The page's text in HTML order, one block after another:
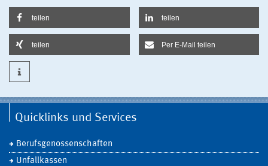
teilen teilen
teilen Per E-Mail teilen
Quicklinks und Services
Berufsgenossenschaften
Unfallkassen